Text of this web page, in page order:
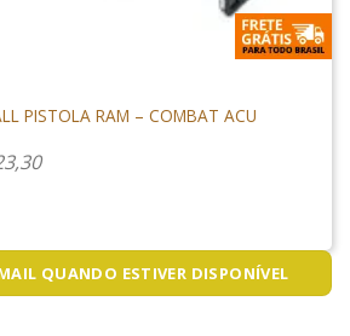
PISTOLA RAM – COMBAT ACU
QUANDO ESTIVER DISPONÍVEL